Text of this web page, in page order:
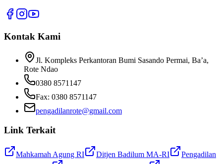
Kontak Kami
Jl. Kompleks Perkantoran Bumi Sasando Permai, Ba’a,
Rote Ndao
0380 8571147
Fax: 0380 8571147
pengadilanrote@gmail.com
Link Terkait
Mahkamah Agung RI Ditjen Badilum MA-RI
Pengadilan